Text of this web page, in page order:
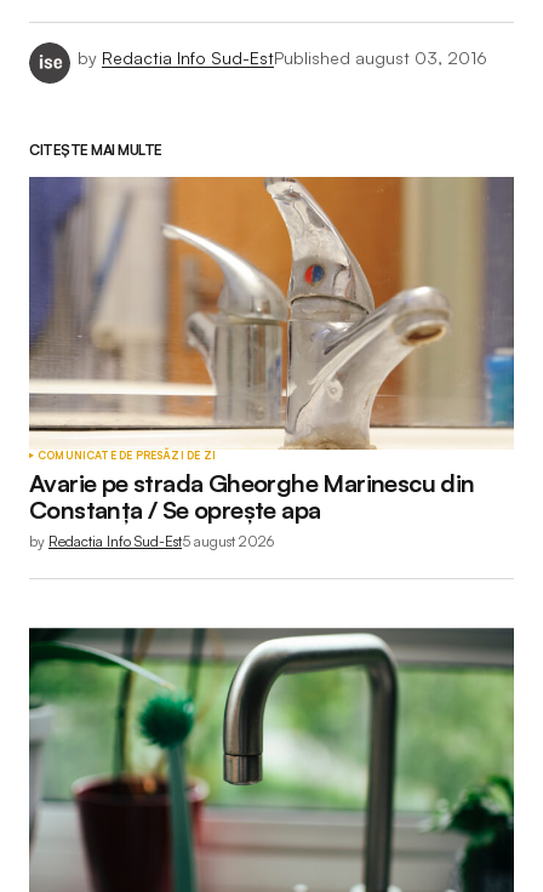
by Redactia Info Sud-EstPublished august 03, 2016
CITEȘTE MAI MULTE
COMUNICATE DE PRESĂZI DE ZI
Avarie pe strada Gheorghe Marinescu din
Constanța / Se oprește apa
by Redactia Info Sud-Est5 august 2026